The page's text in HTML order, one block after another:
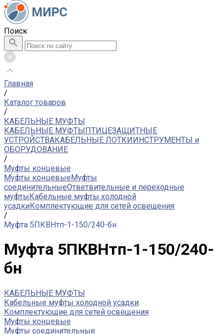
Поиск
Главная
/
Каталог товаров
/
КАБЕЛЬНЫЕ МУФТЫ
КАБЕЛЬНЫЕ МУФТЫПТИЦЕЗАЩИТНЫЕ
УСТРОЙСТВАКАБЕЛЬНЫЕ ЛОТКИИНСТРУМЕНТЫ и
ОБОРУДОВАНИЕ
/
Муфты концевые
Муфты концевыеМуфты
соединительныеОтветвительные и переходные
муфтыКабельные муфты холодной
усадкиКомплектующие для сетей освещения
/
Муфта 5ПКВНтп-1-150/240-бн
Муфта 5ПКВНтп-1-150/240-
бн
КАБЕЛЬНЫЕ МУФТЫ
Кабельные муфты холодной усадки
Комплектующие для сетей освещения
Муфты концевые
Муфты соединительные